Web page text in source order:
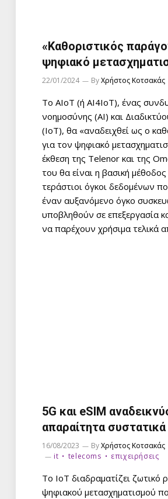
«Καθοριστικός
ψηφιακό
22/01/2024 ByΧρήστος Κοτσακάς
Το AIoT (ή AI4IoT), ένας
νοημοσύνης (AI) και
(IoT), θα «αναδειχθεί ως ο
για τον ψηφιακό
έκθεση της Telenor και της
του θα είναι η βασική
τεράστιοι όγκοι δεδομένων
έναν αυξανόμενο όγκο
υποβληθούν σε επεξεργασία
να παρέχουν χρήσιμα τελικά
5G και eSIM
απαραίτητα
16/08/2023 ByΧρήστος Κοτσακάς
it
telecoms επιχειρήσεις
Το IoT διαδραματίζει ζωτικό
ψηφιακού μετασχηματισμού